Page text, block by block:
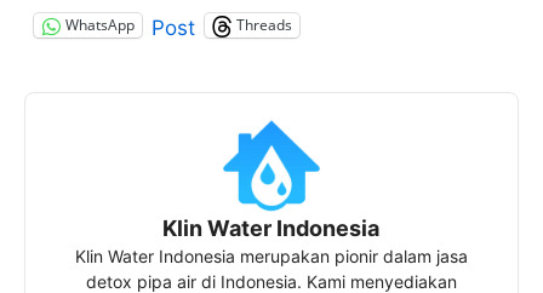
WhatsApp Post Threads
Klin Water Indonesia
Klin Water Indonesia merupakan pionir dalam jasa
detox pipa air di Indonesia. Kami menyediakan